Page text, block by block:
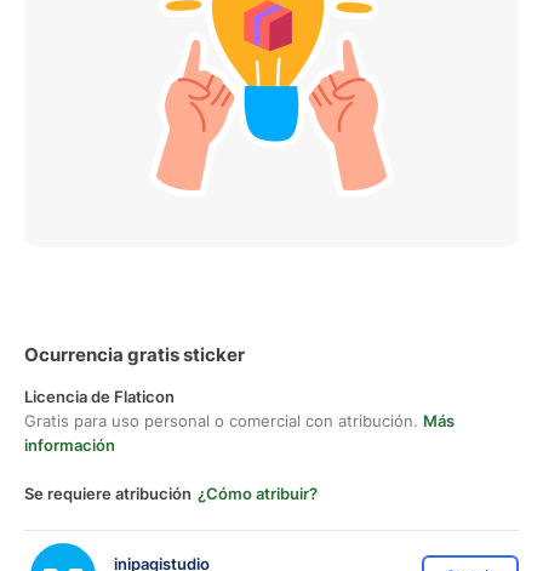
Ocurrencia gratis sticker
Licencia de Flaticon
Gratis para uso personal o comercial con atribución. Más
información
Se requiere atribución ¿Cómo atribuir?
inipagistudio